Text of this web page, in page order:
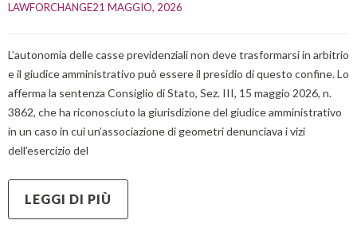
LAWFORCHANGE21 MAGGIO, 2026
L’autonomia delle casse previdenziali non deve trasformarsi in arbitrio
e il giudice amministrativo può essere il presidio di questo confine. Lo
afferma la sentenza Consiglio di Stato, Sez. III, 15 maggio 2026, n.
3862, che ha riconosciuto la giurisdizione del giudice amministrativo
in un caso in cui un’associazione di geometri denunciava i vizi
dell’esercizio del
LEGGI DI PIÙ